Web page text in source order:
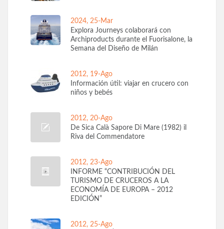
2024, 25-Mar
Explora Journeys colaborará con
Archiproducts durante el Fuorisalone, la
Semana del Diseño de Milán
2012, 19-Ago
Información útil: viajar en crucero con
niños y bebés
2012, 20-Ago
De Sica Calà Sapore Di Mare (1982) il
Riva del Commendatore
2012, 23-Ago
INFORME “CONTRIBUCIÓN DEL
TURISMO DE CRUCEROS A LA
ECONOMÍA DE EUROPA – 2012
EDICIÓN”
2012, 25-Ago